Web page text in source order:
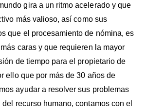
gira a un ritmo acelerado y que
más valioso, así como sus
que el procesamiento de nómina, es
caras y que requieren la mayor
de tiempo para el propietario de
ello que por más de 30 años de
ayudar a resolver sus problemas
recurso humano, contamos con el